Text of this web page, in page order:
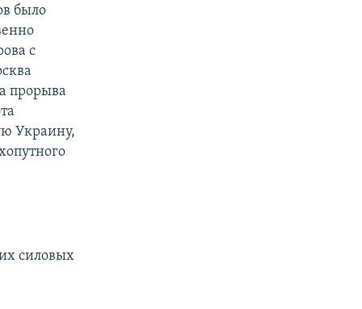
было
с
прорыва
Украину,
силовых